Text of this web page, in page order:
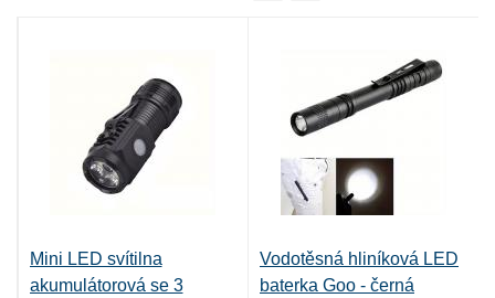
Mini LED svítilna
akumulátorová se 3
Vodotěsná hliníková LED
baterka Goo - černá